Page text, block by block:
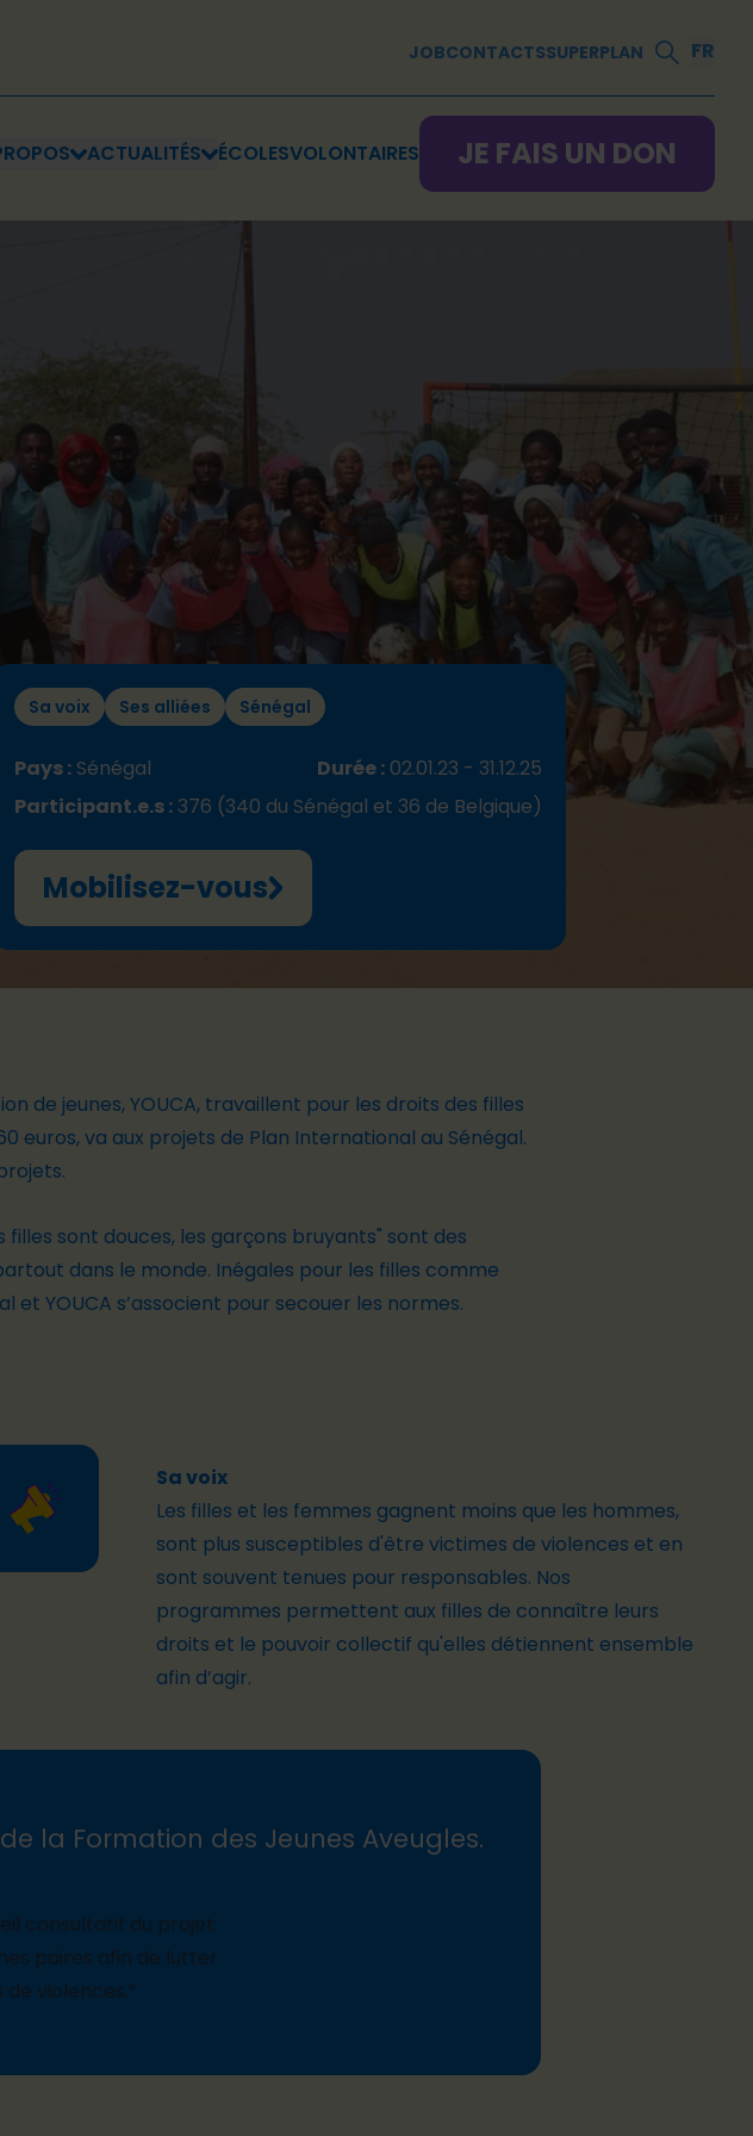
JOBCONTACTSSUPERPLAN FR
ACTUALITÉS ÉCOLESVOLONTAIRES JE FAIS UN DON
Sa voix Ses alliées Sénégal
Pays : Sénégal Durée : 02.01.23 - 31.12.25
Participant.e.s : 376 (340 du Sénégal et 36 de Belgique)
Mobilisez-vous
de jeunes, YOUCA, travaillent pour les droits des filles
euros, va aux projets de Plan International au Sénégal.
filles sont douces, les garçons bruyants" sont des
dans le monde. Inégales pour les filles comme
YOUCA s’associent pour secouer les normes.
Sa voix
Les filles et les femmes gagnent moins que les hommes,
sont plus susceptibles d'être victimes de violences et en
sont souvent tenues pour responsables. Nos
programmes permettent aux filles de connaître leurs
droits et le pouvoir collectif qu'elles détiennent ensemble
afin d’agir.
la Formation des Jeunes Aveugles.
consultatif du projet.
paires afin de lutter
violences.”